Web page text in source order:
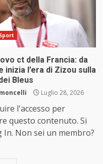
Sport
ct della Francia: da
inizia l’era di Zizou sulla
Bleus
Luglio 28, 2026
l'accesso per
questo contenuto. Si
In. Non sei un membro?